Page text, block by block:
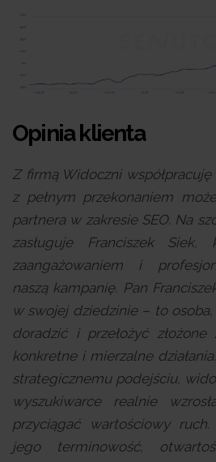
Opinia klienta
Z firmą Widoczni współpracuję
z pełnym przekonaniem
partnera w zakresie SEO. Na
zasługuje Franciszek
zaangażowaniem i
naszą kampanię. Pan
w swojej dziedzinie – to osoba,
doradzić i przełożyć złożone
konkretne i mierzalne
strategicznemu podejściu,
wyszukiwarce realnie
przyciągać wartościowy
jego terminowość,